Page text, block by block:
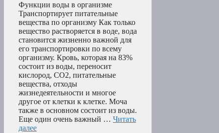
Функции воды в организме
Транспортирует питательные
вещества по организму Как только
вещество растворяется в воде, вода
становится жизненно важной для
его транспортировки по всему
организму. Кровь, которая на 83%
состоит из воды, переносит
кислород, CO2, питательные
вещества, отходы
жизнедеятельности и многое
другое от клетки к клетке. Моча
также в основном состоит из воды.
Еще один очень важный … Читать
далее